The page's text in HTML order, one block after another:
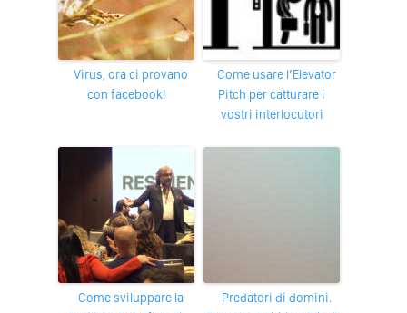
Virus, ora ci provano
con facebook!
Come usare l’Elevator
Pitch per catturare i
vostri interlocutori
Come sviluppare la
Predatori di domini.